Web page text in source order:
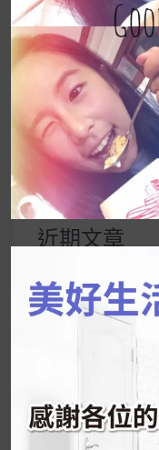
搜
關
鍵
近期文章
韓國人為什麼
推的MZ Diet ！
好吃的蛋白點
年已經等不及
享～
2026 過年禮盒